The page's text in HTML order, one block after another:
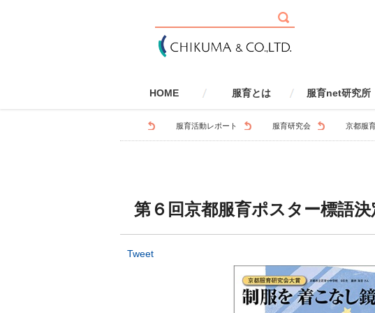
HOME 服育とは
服育とは
健康・安全
社会性
環境
国際性
学校で取り組む服育
家庭で取り組む服育
服育とSDGs
服育とLGBTQ
服育net研究所
服育net研究所に
活動報告書
監修書籍
会員募集
ファッションエデ
協会
服育活動レポート 服育研究会 京都服
第６回京都服育ポスター標語
Tweet